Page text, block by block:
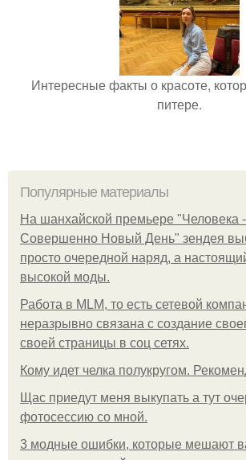
Интересные факты о красоте,
питере.
Популярные материалы
На шанхайской премьере "Человека
Совершенно Новый День" зендея
просто очередной наряд, а
высокой моды.
Работа в MLM, то есть сетевой
неразрывно связана с создание
своей страницы в соц сетях.
Кому идет челка полукругом.
Щас приедут меня выкупать а тут
фотосессию со мной.
3 модные ошибки, которые мешают